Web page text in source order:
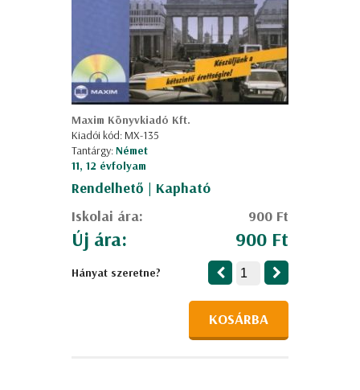
Maxim Könyvkiadó Kft.
Kiadói kód: MX-135
Tantárgy:Német
11, 12 évfolyam
Rendelhető | Kapható
Iskolai ára:
900 Ft
Új ára: 900 Ft
Hányat szeretne?
KOSÁRBA